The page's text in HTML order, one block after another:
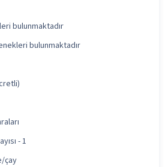
bulunmaktadır
bulunmaktadır
- 1
çay